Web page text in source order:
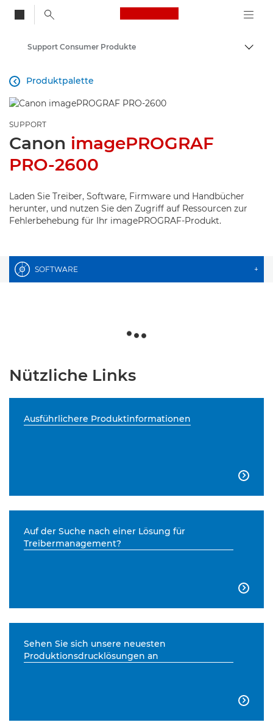
Canon Logo, back
Auf
Support Consumer Produkte
Produktpalette

SUPPORT
Canon imagePROGRAF
PRO-2600
Laden Sie Treiber, Software, Firmware und Handbücher
herunter, und nutzen Sie den Zugriff auf Ressourcen zur
Fehlerbehebung für Ihr imagePROGRAF-Produkt.
SOFTWARE +
Nützliche Links
Ausführlichere Produktinformationen

Auf der Suche nach einer Lösung für
Treibermanagement?

Sehen Sie sich unsere neuesten
Produktionsdrucklösungen an
